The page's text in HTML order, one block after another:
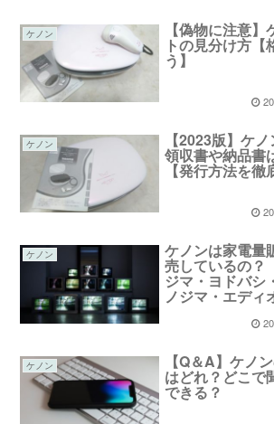
ケノン 【偽物に注意
トの見分け方
う】
ケノン 【2023版】ケ
領収書や納品書
【発行方法を徹
ケノン ケノンは家電量
売しているの？
ジマ・ヨドバシ
ノジマ・エディ
ケノン 【Q＆A】ケノ
はどれ？どこで
できる？